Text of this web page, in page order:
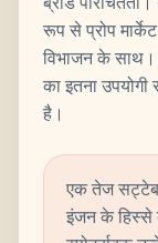
रूप से प्रोप
विभाजन के साथ।
का इतना उपयोगी
है।
एक तेज
इंजन के हिस्से